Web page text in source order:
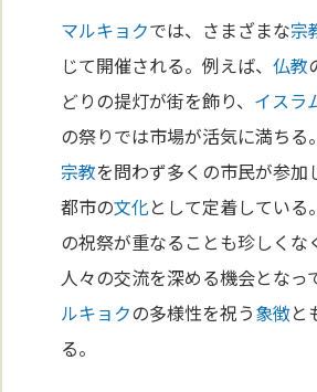
マルキョクでは、さまざまな宗
じて開催される。例えば、仏教
どりの提灯が街を飾り、 イスラ
の祭りでは市場が活気に満ちる
宗教を問わず多くの市民が参加
都市の文化として定着している
の祝祭が重なることも珍しくな
人々の交流を深める機会となっ
ルキョクの多様性を祝う象徴と
る。